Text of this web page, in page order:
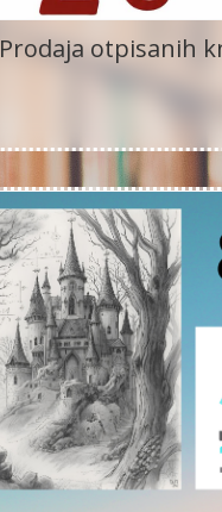
Prodaja otpisanih